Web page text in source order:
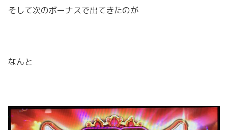
そして次のボーナスで出てきたのが
なんと